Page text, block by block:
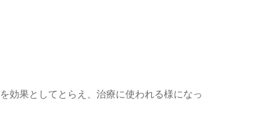
効果としてとらえ、治療に使われる様になっ